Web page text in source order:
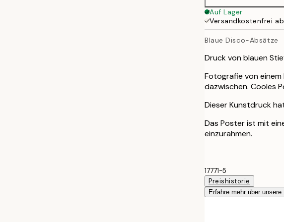
Auf Lager
Versandkostenfrei
Blaue Disco-Absätze
Druck von blauen
Fotografie von
dazwischen. Cooles
Dieser Kunstdruck
Das Poster ist mit
einzurahmen.
17771-5
Preishistorie
Erfahre mehr über unsere